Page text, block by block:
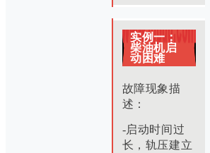
实例一：
柴油机启
动困难
故障现象描
述：
-启动时间过
长，轨压建立